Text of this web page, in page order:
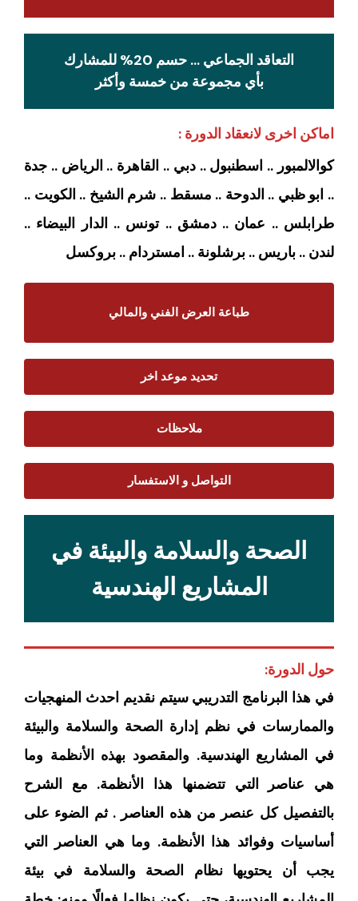
التعاقد الجماعي … حسم 20% للمشارك
بأي مجموعة من خمسة وأكثر
اماكن اخرى لانعقاد الدورة :
كوالالمبور .. اسطنبول .. دبي .. القاهرة .. الرياض .. جدة
.. ابو ظبي .. الدوحة .. مسقط .. شرم الشيخ .. الكويت ..
طرابلس .. عمان .. دمشق .. تونس .. الدار البيضاء ..
لندن .. باريس .. برشلونة .. امستردام .. بروكسل
طباعة العرض الفني والمالي
تحديد موعد اخر
ملاحظات
التواصل و الاستفسار
الصحة والسلامة والبيئة في
المشاريع الهندسية‏
حول الدورة:
في هذا البرنامج التدريبي سيتم نقديم احدث المنهجيات
والممارسات في نظم إدارة الصحة والسلامة والبيئة
في المشاريع الهندسية‏. والمقصود بهذه الأنظمة وما
هي عناصر التي تتضمنها هذا الأنظمة. مع الشرح
بالتفصيل كل عنصر من هذه العناصر . ثم الضوء على
أساسيات وفوائد هذا الأنظمة. وما هي العناصر التي
يجب أن يحتويها نظام الصحة والسلامة في بيئة